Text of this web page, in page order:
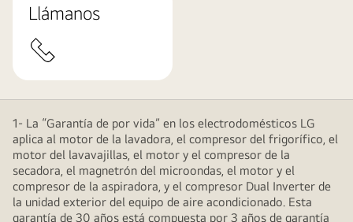
Llámanos
1- La “Garantía de por vida” en los electrodomésticos LG
aplica al motor de la lavadora, el compresor del frigorífico, el
motor del lavavajillas, el motor y el compresor de la
secadora, el magnetrón del microondas, el motor y el
compresor de la aspiradora, y el compresor Dual Inverter de
la unidad exterior del equipo de aire acondicionado. Esta
garantía de 30 años está compuesta por 3 años de garantía